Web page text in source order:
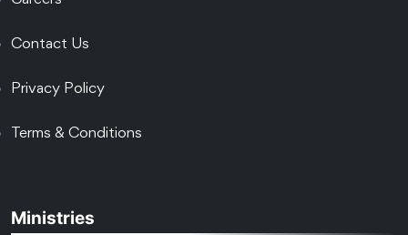
Contact Us
Privacy Policy
Terms & Conditions
Ministries